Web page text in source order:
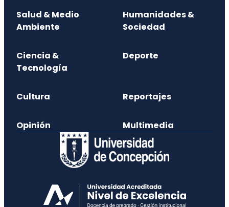
Salud & Medio
Ambiente
Humanidades &
Sociedad
Ciencia &
Tecnología
Deporte
Cultura Reportajes
Opinión Multimedia